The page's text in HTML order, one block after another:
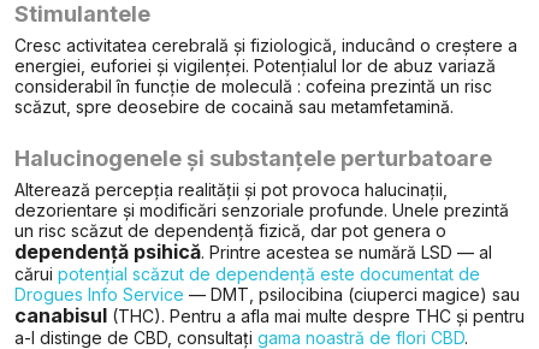
Stimulantele
Cresc activitatea cerebrală și fiziologică, inducând o creștere a
energiei, euforiei și vigilenței. Potențialul lor de abuz variază
considerabil în funcție de moleculă : cofeina prezintă un risc
scăzut, spre deosebire de cocaină sau metamfetamină.
Halucinogenele și substanțele perturbatoare
Alterează percepția realității și pot provoca halucinații,
dezorientare și modificări senzoriale profunde. Unele prezintă
un risc scăzut de dependență fizică, dar pot genera o
dependență psihică. Printre acestea se numără LSD — al
cărui potențial scăzut de dependență este documentat de
Drogues Info Service — DMT, psilocibina (ciuperci magice) sau
canabisul (THC). Pentru a afla mai multe despre THC și pentru
a-l distinge de CBD, consultați gama noastră de flori CBD.